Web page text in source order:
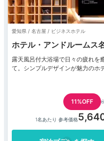
愛知県 / 名古屋 / ビジネスホテル
ホテル・アンドルームス
栄
露天風呂付大浴場で日々の疲れを
て。シンプルデザインが魅力のホ
11%OFF
1名あたり 参考価格